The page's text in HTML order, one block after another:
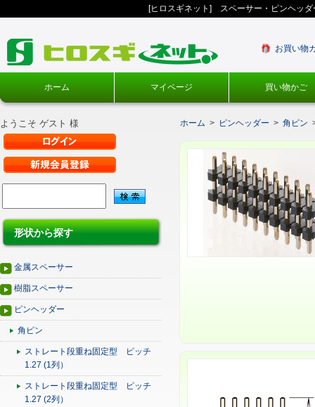
[ヒロスギネット] スペーサー・ピンヘッ
お買い物
ホーム マイページ 買い物かご
ようこそ ゲスト 様
形状から探す
金属スペーサー
樹脂スペーサー
ピンヘッダー
角ピン
ストレート段重ね固定型 ピッチ
1.27 (1列）
ストレート段重ね固定型 ピッチ
1.27 (2列）
ホーム > ピンヘッダー > 角ピン